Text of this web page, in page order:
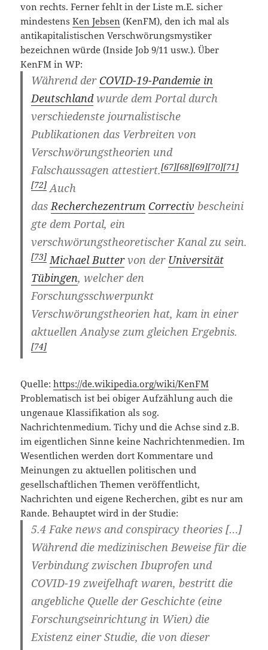
von rechts. Ferner fehlt in der Liste m.E. sicher
mindestensKen Jebsen (KenFM), den ich mal als
antikapitalistischen Verschwörungsmystiker
bezeichnen würde (Inside Job 9/11 usw.). Über
KenFM in WP:
Während der COVID-19-Pandemie in
Deutschlandwurde dem Portal durch
verschiedenste journalistische
Publikationen das Verbreiten von
Verschwörungstheorien und
Falschaussagen attestiert.[67][68][69][70][71]
[72] Auch
dasRecherchezentrum Correctiv bescheini
gte dem Portal, ein
verschwörungstheoretischer Kanal zu sein.
[73] Michael Buttervon der Universität
Tübingen, welcher den
Forschungsschwerpunkt
Verschwörungstheorien hat, kam in einer
aktuellen Analyse zum gleichen Ergebnis.
[74]
Quelle:https://de.wikipedia.org/wiki/KenFM
Problematisch ist bei obiger Aufzählung auch die
ungenaue Klassifikation als sog.
Nachrichtenmedium. Tichy und die Achse sind z.B.
im eigentlichen Sinne keine Nachrichtenmedien. Im
Wesentlichen werden dort Kommentare und
Meinungen zu aktuellen politischen und
gesellschaftlichen Themen veröffentlicht,
Nachrichten und eigene Recherchen, gibt es nur am
Rande. Behauptet wird in der Studie:
5.4 Fake news and conspiracy theories […]
Während die medizinischen Beweise für die
Verbindung zwischen Ibuprofen und
COVID-19 zweifelhaft waren, bestritt die
angebliche Quelle der Geschichte (eine
Forschungseinrichtung in Wien) die
Existenz einer Studie, die von dieser